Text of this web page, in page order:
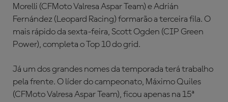
Morelli (CFMoto Valresa Aspar Team) e Adrián
Fernández (Leopard Racing) formarão a terceira fila. O
mais rápido da sexta-feira, Scott Ogden (CIP Green
Power), completa o Top 10 do grid.
Já um dos grandes nomes da temporada terá trabalho
pela frente. O líder do campeonato, Máximo Quiles
(CFMoto Valresa Aspar Team), ficou apenas na 15ª